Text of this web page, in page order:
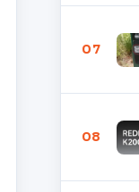
07
08